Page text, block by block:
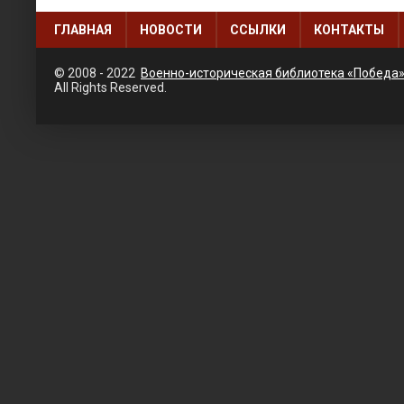
ГЛАВНАЯ НОВОСТИ ССЫЛКИ КОНТАКТЫ
© 2008 - 2022 Военно-историческая библиотека «Победа»
All Rights Reserved.